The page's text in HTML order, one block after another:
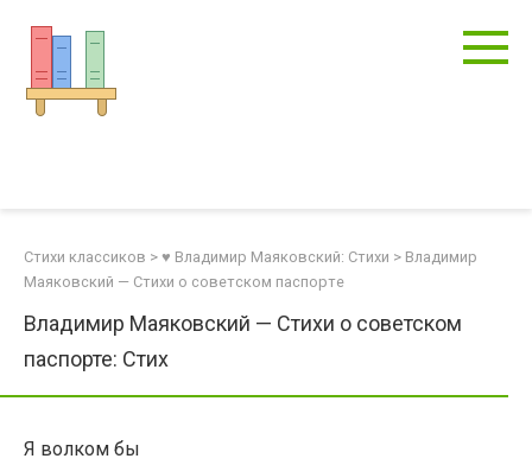
контенту
Стихи классиков > ♥ Владимир Маяковский: Стихи > Владимир
Маяковский — Стихи о советском паспорте
Владимир Маяковский — Стихи о советском
паспорте: Стих
Я волком бы